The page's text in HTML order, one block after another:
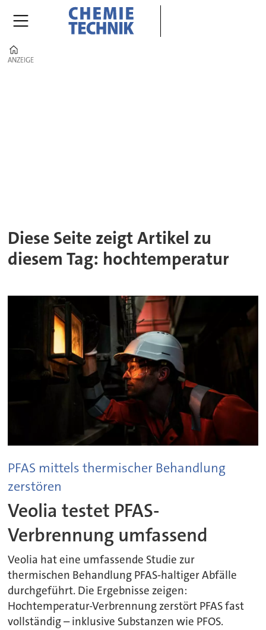
ANZEIGE
ANZEIGE
Diese Seite zeigt Artikel zu
diesem Tag: hochtemperatur
PFAS mittels thermischer Behandlung
zerstören
Veolia testet PFAS-
Verbrennung umfassend
Veolia hat eine umfassende Studie zur
thermischen Behandlung PFAS-haltiger Abfälle
durchgeführt. Die Ergebnisse zeigen:
Hochtemperatur-Verbrennung zerstört PFAS fast
vollständig – inklusive Substanzen wie PFOS.